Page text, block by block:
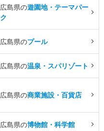
広島県の遊園地・テーマパー
ク
広島県のプール
広島県の温泉・スパリゾート
広島県の商業施設・百貨店
広島県の博物館・科学館